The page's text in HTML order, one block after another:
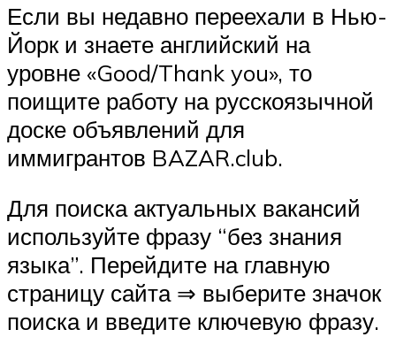
Если вы недавно переехали в Нью-
Йорк и знаете английский на
уровне «Good/Thank you», то
поищите работу на русскоязычной
доске объявлений для
иммигрантов BAZAR.club.
Для поиска актуальных вакансий
используйте фразу “без знания
языка”. Перейдите на главную
страницу сайта ⇒ выберите значок
поиска и введите ключевую фразу.